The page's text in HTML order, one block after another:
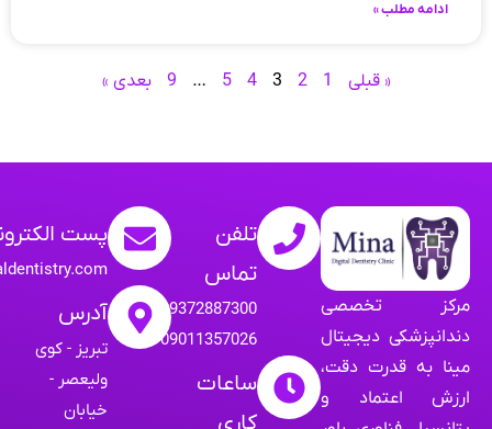
ادامه مطلب »
« قبلی 1
2
3
4
5
…
9 بعدی »
مرکز تخصصی
دندانپزشکی دیجیتال
مینا به قدرت دقت،
ارزش اعتماد و
تلفن
تماس
09372887300
09011357026
ساعات
پست
آدرس
تبریز - کوی
ولیعصر -
خیابان